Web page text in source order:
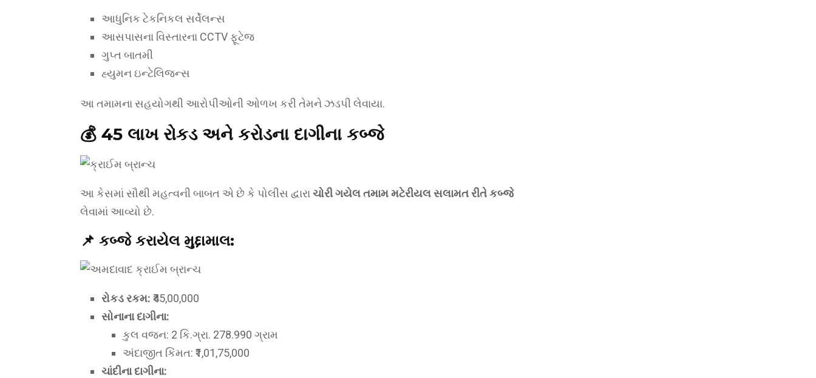
આધુનિક ટેકનિકલ સર્વેલન્સ
આસપાસના વિસ્તારના CCTV ફૂટેજ
ગુપ્ત બાતમી
હ્યુમન ઇન્ટેલિજન્સ
આ તમામના સહયોગથી આરોપીઓની ઓળખ કરી તેમને ઝડપી લેવાયા.
💰 45 લાખ રોકડ અને કરોડના દાગીના કબ્જે
આ કેસમાં સૌથી મહત્વની બાબત એ છે કે પોલીસ દ્વારાચોરી ગયેલ તમામ મટેરીયલ સલામત રીતે કબ્જે
લેવામાં આવ્યો છે.
📌 કબ્જે કરાયેલ મુદ્દામાલ:
રોકડ રકમ: ₹45,00,000
સોનાના દાગીના:
કુલ વજન: 2 કિ.ગ્રા. 278.990 ગ્રામ
અંદાજીત કિંમત: ₹1,01,75,000
ચાંદીના દાગીના: